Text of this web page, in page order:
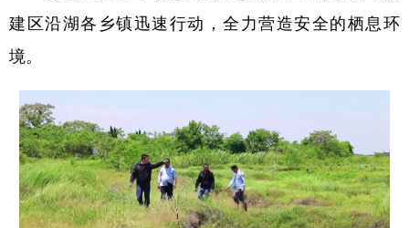
建区沿湖各乡镇迅速行动，全力营造安全的栖息环
境。